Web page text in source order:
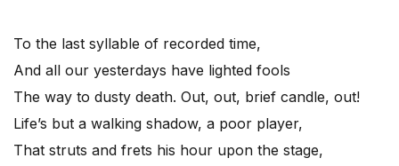
To the last syllable of recorded time,
And all our yesterdays have lighted fools
The way to dusty death. Out, out, brief candle, out!
Life’s but a walking shadow, a poor player,
That struts and frets his hour upon the stage,